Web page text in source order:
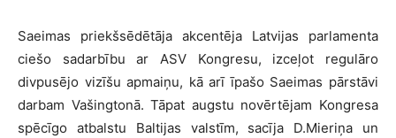
Saeimas priekšsēdētāja akcentēja Latvijas parlamenta
ciešo sadarbību ar ASV Kongresu, izceļot regulāro
divpusējo vizīšu apmaiņu, kā arī īpašo Saeimas pārstāvi
darbam Vašingtonā. Tāpat augstu novērtējam Kongresa
spēcīgo atbalstu Baltijas valstīm, sacīja D.Mieriņa un